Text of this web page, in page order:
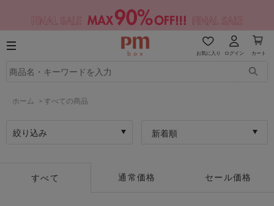
お気に入り ログイン カート
ホーム > すべての商品
絞り込み 新着順
すべて 通常価格 セール価格